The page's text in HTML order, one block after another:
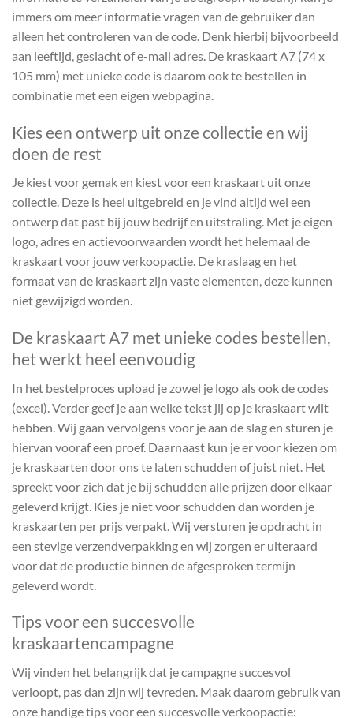
immers om meer informatie vragen van de gebruiker dan
alleen het controleren van de code. Denk hierbij bijvoorbeeld
aan leeftijd, geslacht of e-mail adres. De kraskaart A7 (74 x
105 mm) met unieke code is daarom ook te bestellen in
combinatie met een eigen webpagina.
Kies een ontwerp uit onze collectie en wij
doen de rest
Je kiest voor gemak en kiest voor een kraskaart uit onze
collectie. Deze is heel uitgebreid en je vind altijd wel een
ontwerp dat past bij jouw bedrijf en uitstraling. Met je eigen
logo, adres en actievoorwaarden wordt het helemaal de
kraskaart voor jouw verkoopactie. De kraslaag en het
formaat van de kraskaart zijn vaste elementen, deze kunnen
niet gewijzigd worden.
De kraskaart A7 met unieke codes bestellen,
het werkt heel eenvoudig
In het bestelproces upload je zowel je logo als ook de codes
(excel). Verder geef je aan welke tekst jij op je kraskaart wilt
hebben. Wij gaan vervolgens voor je aan de slag en sturen je
hiervan vooraf een proef. Daarnaast kun je er voor kiezen om
je kraskaarten door ons te laten schudden of juist niet. Het
spreekt voor zich dat je bij schudden alle prijzen door elkaar
geleverd krijgt. Kies je niet voor schudden dan worden je
kraskaarten per prijs verpakt. Wij versturen je opdracht in
een stevige verzendverpakking en wij zorgen er uiteraard
voor dat de productie binnen de afgesproken termijn
geleverd wordt.
Tips voor een succesvolle
kraskaartencampagne
Wij vinden het belangrijk dat je campagne succesvol
verloopt, pas dan zijn wij tevreden. Maak daarom gebruik van
onze handige tips voor een succesvolle verkoopactie: